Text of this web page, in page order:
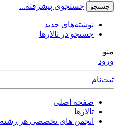
جستجو جستجوی پیشرفته...
نوشته‌های جدید
جستجو در تالارها
منو
ورود
ثبت‌نام
صفحه اصلی
تالارها
انجمن های تخصصی هر رشته